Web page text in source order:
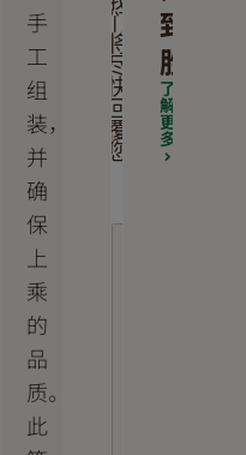
手
工
组
装，
并
确
保
上
乘
的
品
质。
此
们
将
尽
快
回
覆
您
致
胜
了
解
更
多